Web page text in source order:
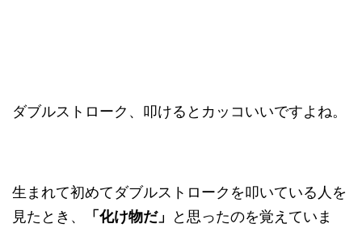
ダブルストローク、叩けるとカッコいいですよね。
生まれて初めてダブルストロークを叩いている人を
見たとき、
「化け物だ」
と思ったのを覚えていま